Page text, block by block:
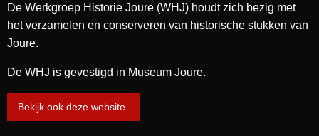
De Werkgroep Historie Joure (WHJ) houdt zich bezig met
het verzamelen en conserveren van historische stukken van
Joure.
De WHJ is gevestigd in Museum Joure.
Bekijk ook deze website.